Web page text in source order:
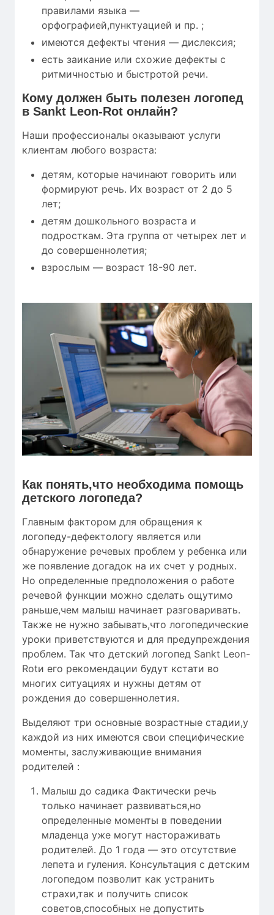
правилами языка —
орфографией,пунктуацией и пр. ;
имеются дефекты чтения — дислексия;
есть заикание или схожие дефекты с
ритмичностью и быстротой речи.
Кому должен быть полезен логопед
в Sankt Leon-Rot онлайн?
Наши профессионалы оказывают услуги
клиентам любого возраста:
детям, которые начинают говорить или
формируют речь. Их возраст от 2 до 5
лет;
детям дошкольного возраста и
подросткам. Эта группа от четырех лет и
до совершеннолетия;
взрослым — возраст 18-90 лет.
Как понять,что необходима помощь
детского логопеда?
Главным фактором для обращения к
логопеду-дефектологу является или
обнаружение речевых проблем у ребенка или
же появление догадок на их счет у родных.
Но определенные предположения о работе
речевой функции можно сделать ощутимо
раньше,чем малыш начинает разговаривать.
Также не нужно забывать,что логопедические
уроки приветствуются и для предупреждения
проблем. Так что детский логопед Sankt Leon-
Rotи его рекомендации будут кстати во
многих ситуациях и нужны детям от
рождения до совершеннолетия.
Выделяют три основные возрастные стадии,у
каждой из них имеются свои специфические
моменты, заслуживающие внимания
родителей :
Малыш до садика Фактически речь
только начинает развиваться,но
определенные моменты в поведении
младенца уже могут настораживать
родителей. До 1 года — это отсутствие
лепета и гуления. Консультация с детским
логопедом позволит как устранить
страхи,так и получить список
советов,способных не допустить